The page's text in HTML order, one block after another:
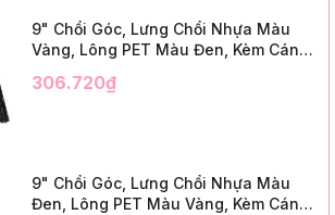
9" Chổi Góc, Lưng Chổi Nhựa Màu
Vàng, Lông PET Màu Đen, Kèm Cán
12 Bộ/Thùng (9" Angle Broom, Yellow
306.720₫
9" Chổi Góc, Lưng Chổi Nhựa Màu
Đen, Lông PET Màu Vàng, Kèm Cán